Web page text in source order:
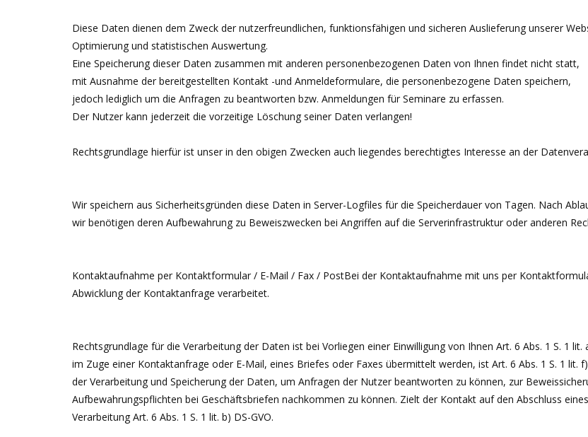
Diese Daten dienen dem Zweck der nutzerfreundlichen, funktionsfähigen und sicheren Auslieferung unserer
Optimierung und statistischen Auswertung.
Eine Speicherung dieser Daten zusammen mit anderen personenbezogenen Daten von Ihnen findet nicht statt,
mit Ausnahme der bereitgestellten Kontakt -und Anmeldeformulare, die personenbezogene Daten speichern,
jedoch lediglich um die Anfragen zu beantworten bzw. Anmeldungen für Seminare zu erfassen.
Der Nutzer kann jederzeit die vorzeitige Löschung seiner Daten verlangen!
Rechtsgrundlage hierfür ist unser in den obigen Zwecken auch liegendes berechtigtes Interesse an der
Wir speichern aus Sicherheitsgründen diese Daten in Server-Logfiles für die Speicherdauer von Tagen. Nach
wir benötigen deren Aufbewahrung zu Beweiszwecken bei Angriffen auf die Serverinfrastruktur oder anderen
Kontaktaufnahme per Kontaktformular / E-Mail / Fax / PostBei der Kontaktaufnahme mit uns per
Abwicklung der Kontaktanfrage verarbeitet.
Rechtsgrundlage für die Verarbeitung der Daten ist bei Vorliegen einer Einwilligung von Ihnen Art. 6 Abs. 1 S. 1
im Zuge einer Kontaktanfrage oder E-Mail, eines Briefes oder Faxes übermittelt werden, ist Art. 6 Abs. 1 S. 1 lit.
der Verarbeitung und Speicherung der Daten, um Anfragen der Nutzer beantworten zu können, zur
Aufbewahrungspflichten bei Geschäftsbriefen nachkommen zu können. Zielt der Kontakt auf den Abschluss
Verarbeitung Art. 6 Abs. 1 S. 1 lit. b) DS-GVO.